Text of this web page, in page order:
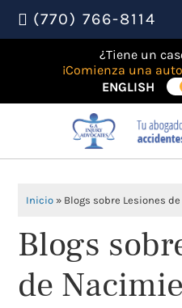
(770) 766-8114
¿Tiene un
¡Comienza una
ENGLISH
Inicio » Blogs sobre Lesiones
Blogs
de